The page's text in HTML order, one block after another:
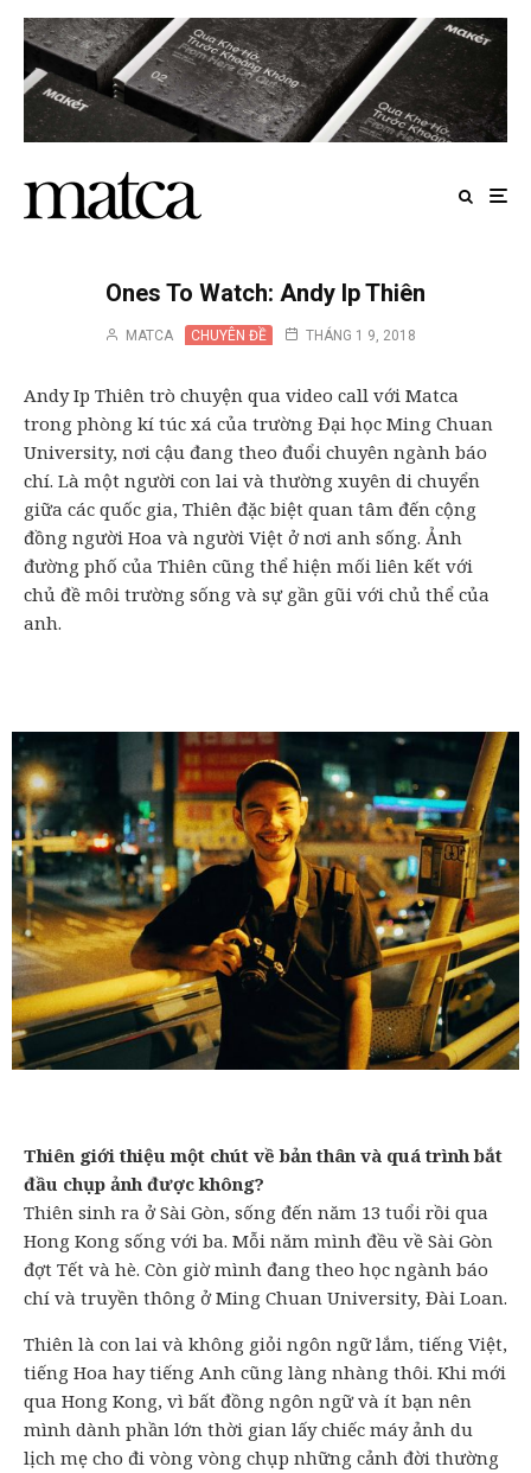
Ones To Watch: Andy Ip Thiên
MATCA CHUYÊN ĐỀ THÁNG 1 9, 2018
Andy Ip Thiên trò chuyện qua video call với Matca
trong phòng kí túc xá của trường Đại học Ming Chuan
University, nơi cậu đang theo đuổi chuyên ngành báo
chí. Là một người con lai và thường xuyên di chuyển
giữa các quốc gia, Thiên đặc biệt quan tâm đến cộng
đồng người Hoa và người Việt ở nơi anh sống. Ảnh
đường phố của Thiên cũng thể hiện mối liên kết với
chủ đề môi trường sống và sự gần gũi với chủ thể của
anh.
Thiên giới thiệu một chút về bản thân và quá trình bắt
đầu chụp ảnh được không?
Thiên sinh ra ở Sài Gòn, sống đến năm 13 tuổi rồi qua
Hong Kong sống với ba. Mỗi năm mình đều về Sài Gòn
đợt Tết và hè. Còn giờ mình đang theo học ngành báo
chí và truyền thông ở Ming Chuan University, Đài Loan.
Thiên là con lai và không giỏi ngôn ngữ lắm, tiếng Việt,
tiếng Hoa hay tiếng Anh cũng làng nhàng thôi. Khi mới
qua Hong Kong, vì bất đồng ngôn ngữ và ít bạn nên
mình dành phần lớn thời gian lấy chiếc máy ảnh du
lịch mẹ cho đi vòng vòng chụp những cảnh đời thường